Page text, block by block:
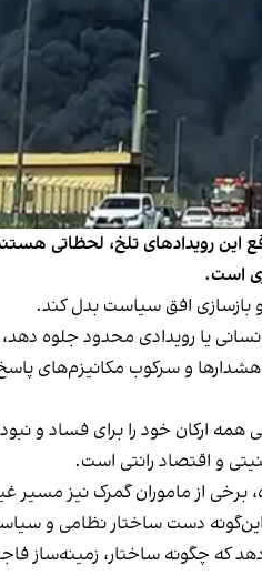
این رویدادهای تلخ، لحظاتی
است.
بازسازی افق سیاست بدل کند.
یا رویدادی محدود جلوه
و سرکوب مکانیزم‌های
ارکان خود را برای فساد و
و اقتصاد رانتی است.
برخی از ماموران گمرک نیز مسیر
دست ساختار نظامی و
که چگونه ساختار، زمینه‌ساز